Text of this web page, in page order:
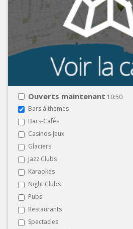
Ouverts maintenant 10:50
Bars à thèmes
Bars-Cafés
Casinos-Jeux
Glaciers
Jazz Clubs
Karaokés
Night Clubs
Pubs
Restaurants
Spectacles